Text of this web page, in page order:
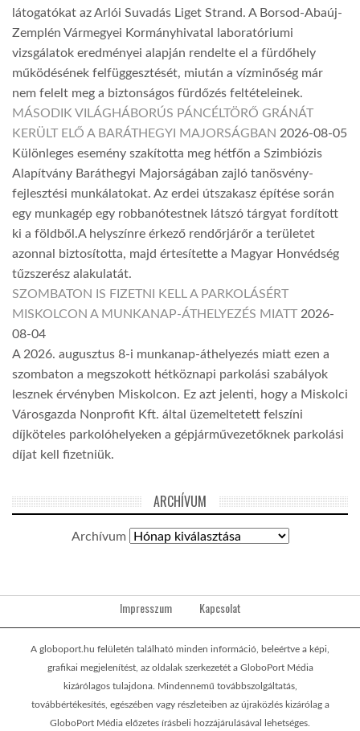
látogatókat az Arlói Suvadás Liget Strand. A Borsod-Abaúj-
Zemplén Vármegyei Kormányhivatal laboratóriumi
vizsgálatok eredményei alapján rendelte el a fürdőhely
működésének felfüggesztését, miután a vízminőség már
nem felelt meg a biztonságos fürdőzés feltételeinek.
MÁSODIK VILÁGHÁBORÚS PÁNCÉLTÖRŐ GRÁNÁT
KERÜLT ELŐ A BARÁTHEGYI MAJORSÁGBAN 2026-08-05
Különleges esemény szakította meg hétfőn a Szimbiózis
Alapítvány Baráthegyi Majorságában zajló tanösvény-
fejlesztési munkálatokat. Az erdei útszakasz építése során
egy munkagép egy robbanótestnek látszó tárgyat fordított
ki a földből.A helyszínre érkező rendőrjárőr a területet
azonnal biztosította, majd értesítette a Magyar Honvédség
tűzszerész alakulatát.
SZOMBATON IS FIZETNI KELL A PARKOLÁSÉRT
MISKOLCON A MUNKANAP-ÁTHELYEZÉS MIATT 2026-
08-04
A 2026. augusztus 8-i munkanap-áthelyezés miatt ezen a
szombaton a megszokott hétköznapi parkolási szabályok
lesznek érvényben Miskolcon. Ez azt jelenti, hogy a Miskolci
Városgazda Nonprofit Kft. által üzemeltetett felszíni
díjköteles parkolóhelyeken a gépjárművezetőknek parkolási
díjat kell fizetniük.
ARCHÍVUM
Archívum
Impresszum Kapcsolat
A globoport.hu felületén található minden információ, beleértve a képi,
grafikai megjelenítést, az oldalak szerkezetét a GloboPort Média
kizárólagos tulajdona. Mindennemű továbbszolgáltatás,
továbbértékesítés, egészében vagy részleteiben az újraközlés kizárólag a
GloboPort Média előzetes írásbeli hozzájárulásával lehetséges.